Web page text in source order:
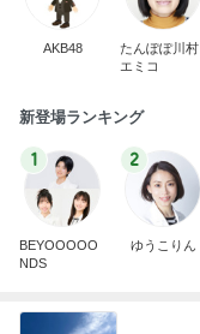
AKB48
たんぽぽ川村
エミコ
新登場ランキング
1
BEYOOOOO
NDS
2
ゆうこりん